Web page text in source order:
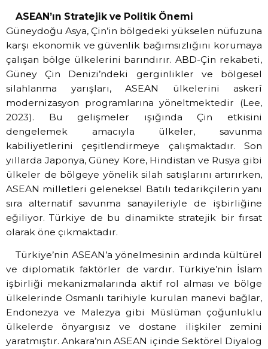
ASEAN’ın Stratejik ve Politik Önemi
Güneydoğu Asya, Çin’in bölgedeki yükselen nüfuzuna
karşı ekonomik ve güvenlik bağımsızlığını korumaya
çalışan bölge ülkelerini barındırır. ABD-Çin rekabeti,
Güney Çin Denizi’ndeki gerginlikler ve bölgesel
silahlanma yarışları, ASEAN ülkelerini askerî
modernizasyon programlarına yöneltmektedir (Lee,
2023). Bu gelişmeler ışığında Çin etkisini
dengelemek amacıyla ülkeler, savunma
kabiliyetlerini çeşitlendirmeye çalışmaktadır. Son
yıllarda Japonya, Güney Kore, Hindistan ve Rusya gibi
ülkeler de bölgeye yönelik silah satışlarını artırırken,
ASEAN milletleri geleneksel Batılı tedarikçilerin yanı
sıra alternatif savunma sanayileriyle de işbirliğine
eğiliyor. Türkiye de bu dinamikte stratejik bir fırsat
olarak öne çıkmaktadır.
Türkiye’nin ASEAN’a yönelmesinin ardında kültürel
ve diplomatik faktörler de vardır. Türkiye’nin İslam
işbirliği mekanizmalarında aktif rol alması ve bölge
ülkelerinde Osmanlı tarihiyle kurulan manevi bağlar,
Endonezya ve Malezya gibi Müslüman çoğunluklu
ülkelerde önyargısız ve dostane ilişkiler zemini
yaratmıştır. Ankara’nın ASEAN içinde Sektörel Diyalog